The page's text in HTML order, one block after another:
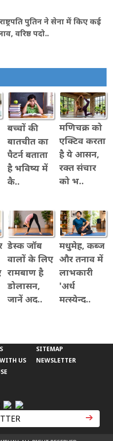
पुत‍िन ने सेना में क‍िए कई
वरिष्ठ पदो..
बच्चों की
बातचीत का
पैटर्न बताता
है भविष्य में
कै..
मणिचक्र को
एक्टिव करता
है ये आसन,
रक्त संचार
को भ..
डेस्क जॉब
वालों के लिए
रामबाण है
डोलासन,
जानें अद..
मधुमेह, कब्ज
और तनाव में
लाभकारी
'अर्ध
मत्स्येन्द..
US
SITEMAP
NEWSLETTER